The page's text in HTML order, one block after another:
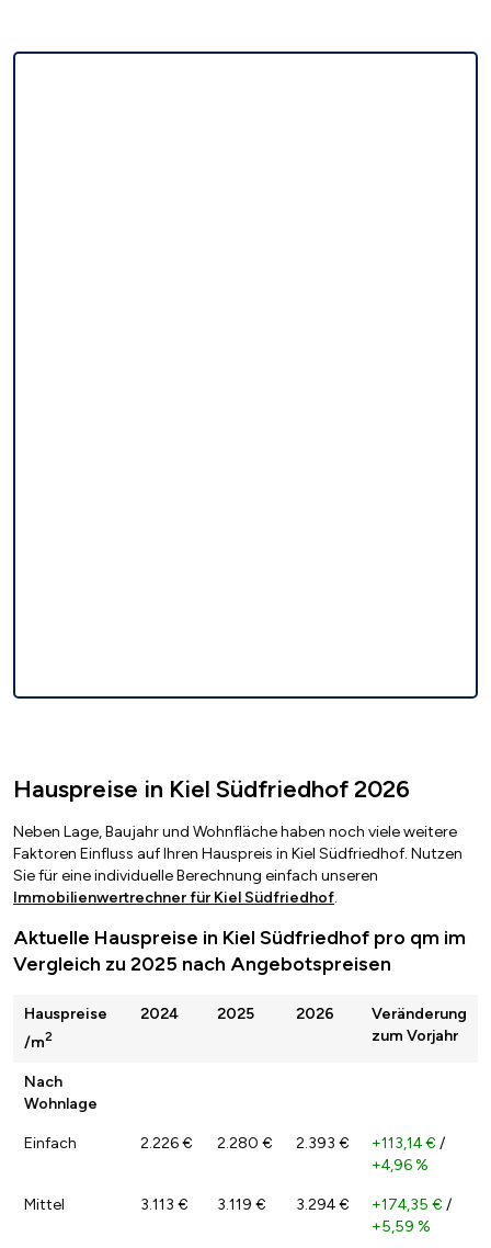
Hauspreise in Kiel Südfriedhof 2026
Neben Lage, Baujahr und Wohnfläche haben noch viele weitere
Faktoren Einfluss auf Ihren Hauspreis in Kiel Südfriedhof. Nutzen
Sie für eine individuelle Berechnung einfach unseren
Immobilienwertrechner für Kiel Südfriedhof.
Aktuelle Hauspreise in Kiel Südfriedhof pro qm im
Vergleich zu 2025 nach Angebotspreisen
Hauspreise
/m2
2024 2025 2026
Veränderung
zum Vorjahr
Nach
Wohnlage
Einfach 2.226 € 2.280 € 2.393 € +113,14 € /
+4,96 %
Mittel 3.113 € 3.119 € 3.294 € +174,35 € /
+5,59 %